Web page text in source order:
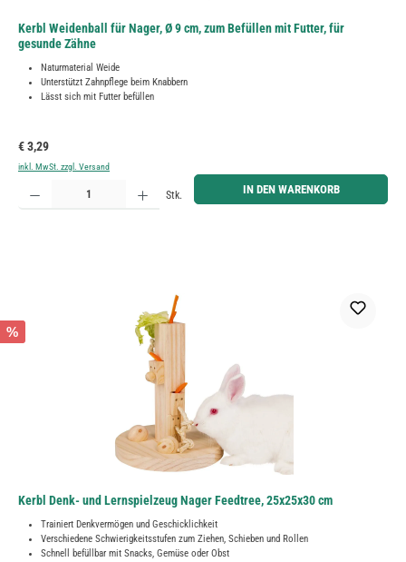
Kerbl Weidenball für Nager, Ø 9 cm, zum Befüllen mit Futter, für
gesunde Zähne
Naturmaterial Weide
Unterstützt Zahnpflege beim Knabbern
Lässt sich mit Futter befüllen
Regulärer Preis:
€ 3,29
inkl. MwSt. zzgl. Versand
Produkt Anzahl: Gib den gewünschten Wert ein oder benutze die Schaltflächen um die Anzahl zu
Stk. IN DEN WARENKORB
%
Kerbl Denk- und Lernspielzeug Nager Feedtree, 25x25x30 cm
Trainiert Denkvermögen und Geschicklichkeit
Verschiedene Schwierigkeitsstufen zum Ziehen, Schieben und Rollen
Schnell befüllbar mit Snacks, Gemüse oder Obst